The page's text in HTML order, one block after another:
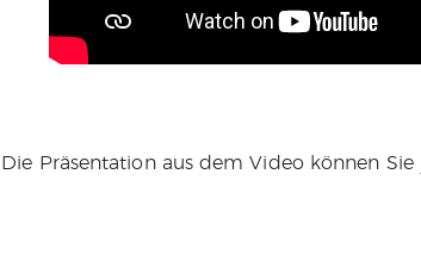
Die Präsentation aus dem Video können Sie